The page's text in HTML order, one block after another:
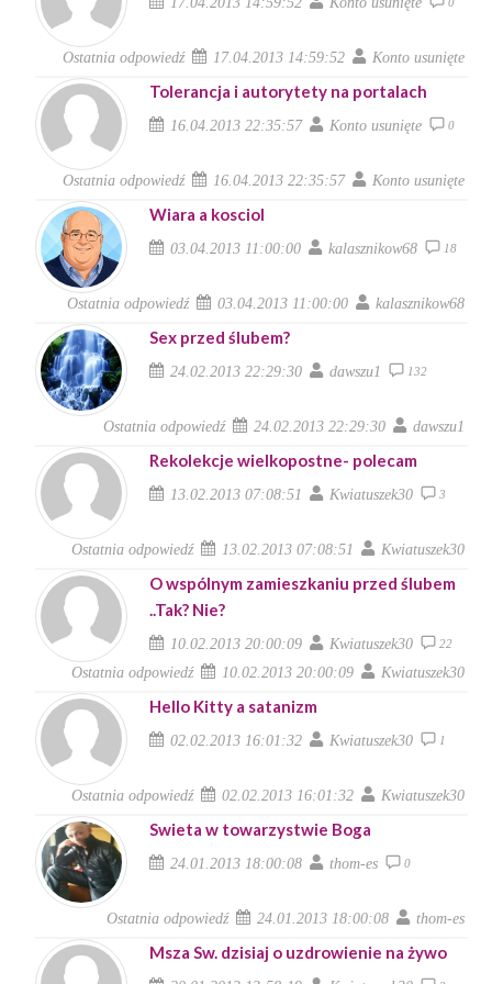
0
Ostatnia odpowiedź 17.04.2013 14:59:52 Konto usunięte
Tolerancja i autorytety na portalach
16.04.2013 22:35:57 Konto usunięte 0
Ostatnia odpowiedź 16.04.2013 22:35:57 Konto usunięte
Wiara a kosciol
03.04.2013 11:00:00 kalasznikow68 18
Ostatnia odpowiedź 03.04.2013 11:00:00 kalasznikow68
Sex przed ślubem?
24.02.2013 22:29:30 dawszu1 132
Ostatnia odpowiedź 24.02.2013 22:29:30 dawszu1
Rekolekcje wielkopostne- polecam
13.02.2013 07:08:51 Kwiatuszek30 3
Ostatnia odpowiedź 13.02.2013 07:08:51 Kwiatuszek30
O wspólnym zamieszkaniu przed ślubem
..Tak? Nie?
10.02.2013 20:00:09 Kwiatuszek30 22
Ostatnia odpowiedź 10.02.2013 20:00:09 Kwiatuszek30
Hello Kitty a satanizm
02.02.2013 16:01:32 Kwiatuszek30 1
Ostatnia odpowiedź 02.02.2013 16:01:32 Kwiatuszek30
Swieta w towarzystwie Boga
24.01.2013 18:00:08 thom-es 0
Ostatnia odpowiedź 24.01.2013 18:00:08 thom-es
Msza Sw. dzisiaj o uzdrowienie na żywo